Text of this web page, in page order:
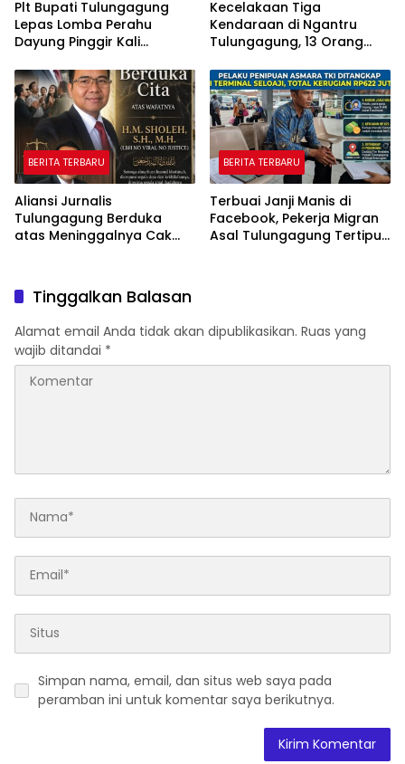
Plt Bupati Tulungagung
Lepas Lomba Perahu
Dayung Pinggir Kali
Kecelakaan Tiga
Kendaraan di Ngantru
Tulungagung, 13 Orang
BERITA TERBARU
Aliansi Jurnalis
Tulungagung Berduka
atas Meninggalnya Cak
yang Vokal”
BERITA TERBARU
Terbuai Janji Manis di
Facebook, Pekerja Migran
Asal Tulungagung Tertipu
Tinggalkan Balasan
Alamat email Anda tidak akan dipublikasikan. Ruas yang
wajib ditandai *
Simpan nama, email, dan situs web saya pada
peramban ini untuk komentar saya berikutnya.